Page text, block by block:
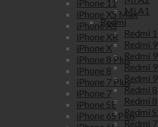
Mi A1
Redmi
Redmi
Redmi
Redmi
Redmi
Redmi 9
Redmi
Redmi 8
Redmi
Redmi
iPhone 11
iPhone XS Max
iPhone XS
iPhone XR
iPhone X
iPhone 8 Plus
iPhone 8
iPhone 7 Plus
iPhone 7
iPhone SE
iPhone 6S Plus